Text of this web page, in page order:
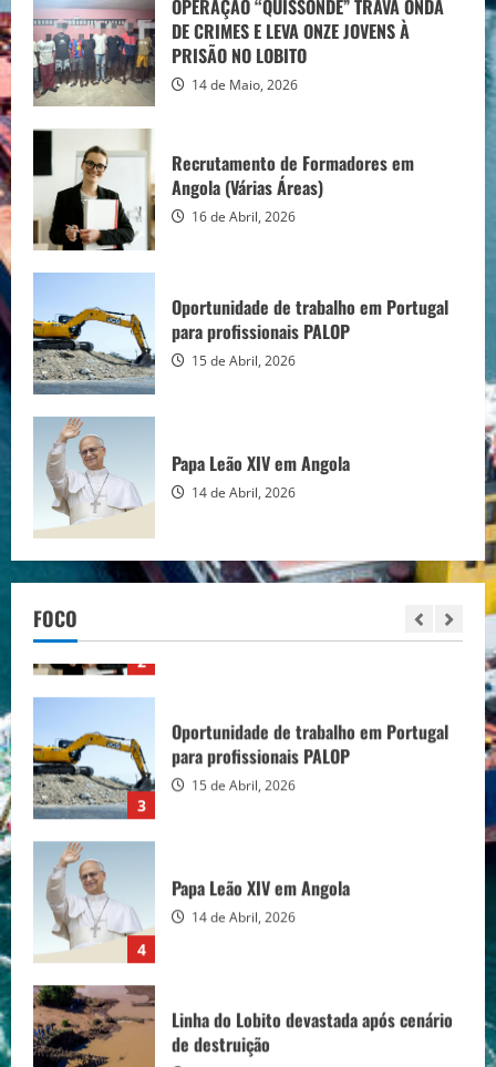
FOCO
3
15 de Abril, 2026
14 de Abril, 2026
5
14 de Abril, 2026
14 de Maio, 2026
Recrutamento de Formadores em
Angola (Várias Áreas)
3
para profissionais PALOP
15 de Abril, 2026
4
14 de Abril, 2026
de destruição
14 de Abril, 2026
OPERAÇÃO “QUISSONDE” TRAVA ONDA
DE CRIMES E LEVA ONZE JOVENS À
PRISÃO NO LOBITO
14 de Maio, 2026
Recrutamento de Formadores em
Angola (Várias Áreas)
16 de Abril, 2026
Oportunidade de trabalho em Portugal
para profissionais PALOP
15 de Abril, 2026
Papa Leão XIV em Angola
14 de Abril, 2026